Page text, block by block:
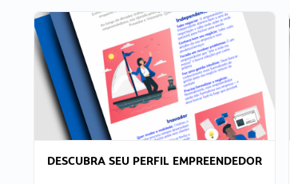
DESCUBRA SEU PERFIL EMPREENDEDOR